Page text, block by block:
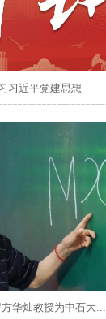
习近平党建思想
华灿教授为中石大...